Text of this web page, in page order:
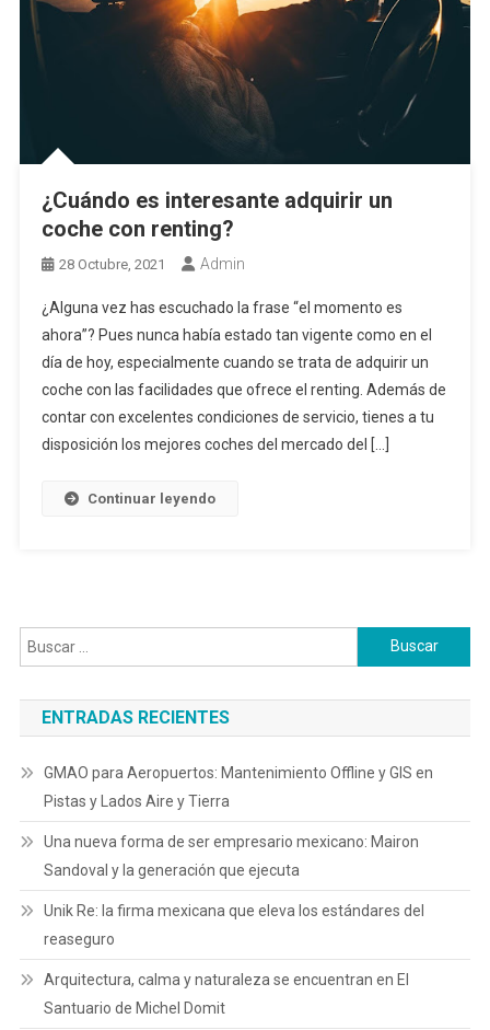
¿Cuándo es interesante adquirir un
coche con renting?
28 Octubre, 2021 Admin
¿Alguna vez has escuchado la frase “el momento es
ahora”? Pues nunca había estado tan vigente como en el
día de hoy, especialmente cuando se trata de adquirir un
coche con las facilidades que ofrece el renting. Además de
contar con excelentes condiciones de servicio, tienes a tu
disposición los mejores coches del mercado del […]
Continuar leyendo
Buscar:
ENTRADAS RECIENTES
GMAO para Aeropuertos: Mantenimiento Offline y GIS en
Pistas y Lados Aire y Tierra
Una nueva forma de ser empresario mexicano: Mairon
Sandoval y la generación que ejecuta
Unik Re: la firma mexicana que eleva los estándares del
reaseguro
Arquitectura, calma y naturaleza se encuentran en El
Santuario de Michel Domit